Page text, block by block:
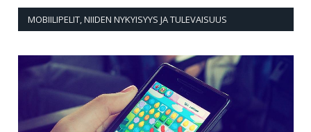
MOBIILIPELIT, NIIDEN NYKYISYYS JA TULEVAISUUS